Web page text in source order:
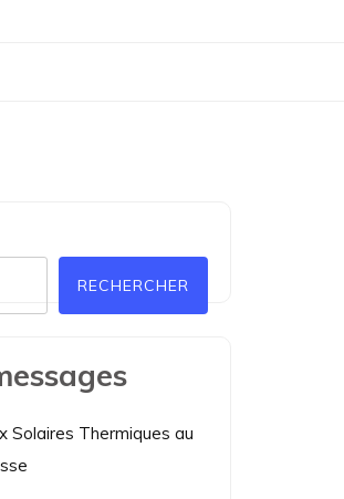
RECHERCHER
Solaires Thermiques au